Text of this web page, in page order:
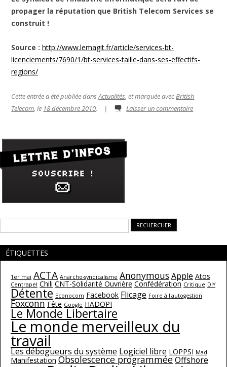
propager la réputation que British Telecom Services se
construit !
Source : http://www.lemagit.fr/article/services-bt-
licenciements/7690/1/bt-services-taille-dans-ses-effectifs-
regions/
Cette entrée a été publiée dansActualités, et marquée avecBritish
Telecom, le 18 décembre 2010. | Laisser un commentaire
ÉTIQUETTES
1er mai ACTA Anarcho-syndicalisme AnonymousApple Atos
Centrapel Chili CNT-Solidarité Ouvrière Confédération Critique DIY
Détente Econocom Facebook Flicage Foire à l'autogestion
Foxconn Fête Google HADOPI
Le Monde Libertaire
Le monde merveilleux du
travail
Les débogueurs du système Logiciel libre LOPPSI Mad
Manifestation Obsolescence programméeOffshore